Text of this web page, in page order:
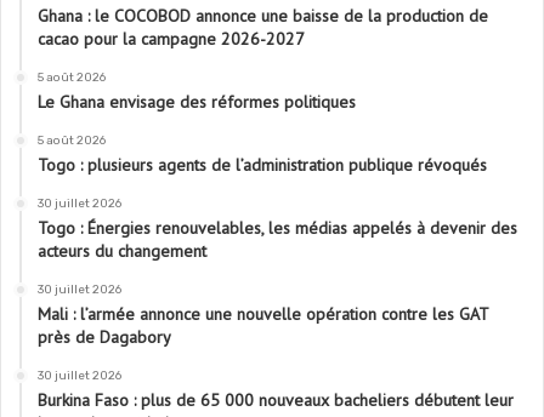
Ghana : le COCOBOD annonce une baisse de la production de
cacao pour la campagne 2026-2027
5 août 2026
Le Ghana envisage des réformes politiques
5 août 2026
Togo : plusieurs agents de l’administration publique révoqués
30 juillet 2026
Togo : Énergies renouvelables, les médias appelés à devenir des
acteurs du changement
30 juillet 2026
Mali : l’armée annonce une nouvelle opération contre les GAT
près de Dagabory
30 juillet 2026
Burkina Faso : plus de 65 000 nouveaux bacheliers débutent leur